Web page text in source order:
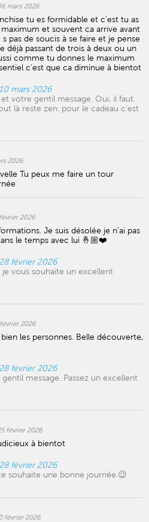
mars 2026
tu es formidable et c'est tu as
et souvent ca arrive avant
pas de soucis à se faire et je pense
déjà passant de trois à deux ou un
comme tu donnes le maximum
c'est que ca diminue à bientot
mars 2026
votre gentil message. Oui, il faut
là reste zen. pour le cadeau c'est
2026
Tu peux me faire un tour
2026
Je suis désolée je n'ai pas
le temps avec lui 🤞🏼❤️
février 2026
vous souhaite un excellent
2026
les personnes. Belle découverte,
février 2026
message. Passez un excellent
février 2026
à bientot
février 2026
souhaite une bonne journée.😉
février 2026